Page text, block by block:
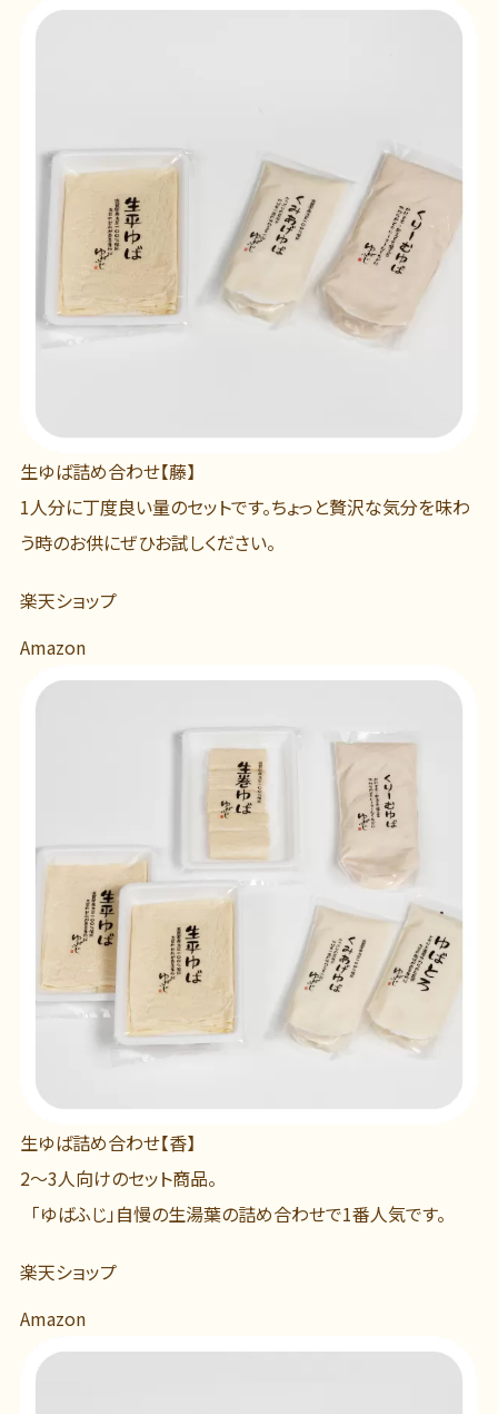
生ゆば詰め合わせ【藤】
1人分に丁度良い量のセットです。ちょっと贅沢な気分を味わ
う時のお供にぜひお試しください。
楽天ショップ
Amazon
生ゆば詰め合わせ【香】
2～3人向けのセット商品。
「ゆばふじ」自慢の生湯葉の詰め合わせで1番人気です。
楽天ショップ
Amazon